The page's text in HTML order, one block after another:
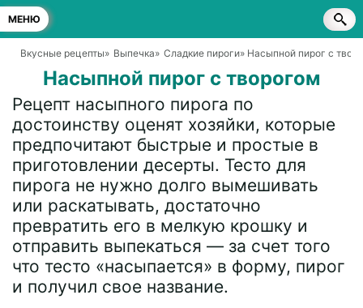
МЕНЮ
Вкусные рецепты» Выпечка» Сладкие пироги» Насыпной пирог с
Насыпной пирог с творогом
Рецепт насыпного пирога по
достоинству оценят хозяйки, которые
предпочитают быстрые и простые в
приготовлении десерты. Тесто для
пирога не нужно долго вымешивать
или раскатывать, достаточно
превратить его в мелкую крошку и
отправить выпекаться — за счет того
что тесто «насыпается» в форму, пирог
и получил свое название.